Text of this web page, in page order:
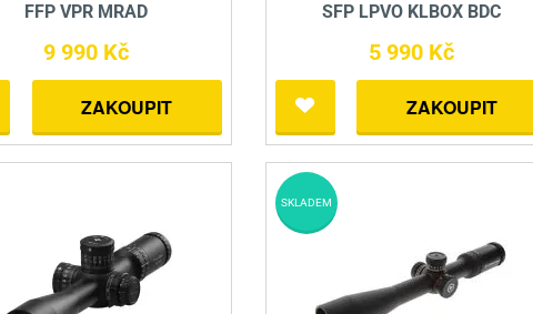
FFP VPR MRAD
9 990 Kč
ZAKOUPIT
SFP LPVO KLBOX BDC
5 990 Kč
ZAKOUPIT
SKLADEM